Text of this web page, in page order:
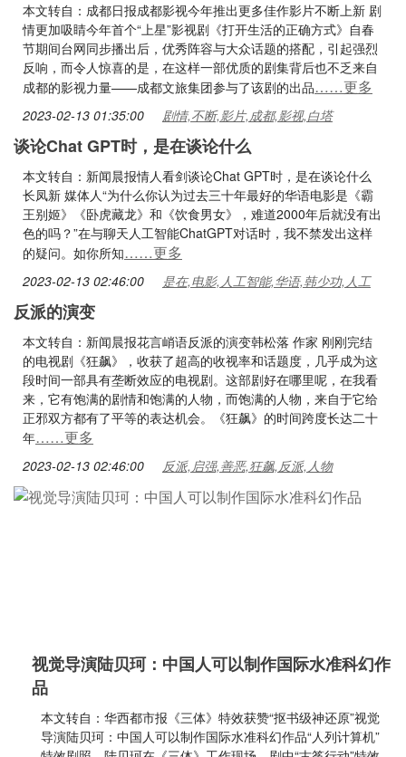
本文转自：成都日报成都影视今年推出更多佳作影片不断上新 剧
情更加吸睛今年首个“上星”影视剧《打开生活的正确方式》自春
节期间台网同步播出后，优秀阵容与大众话题的搭配，引起强烈
反响，而令人惊喜的是，在这样一部优质的剧集背后也不乏来自
成都的影视力量——成都文旅集团参与了该剧的出品……更多
2023-02-13 01:35:00 剧情,不断,影片,成都,影视,白塔
谈论Chat GPT时，是在谈论什么
本文转自：新闻晨报情人看剑谈论Chat GPT时，是在谈论什么
长凤新 媒体人“为什么你认为过去三十年最好的华语电影是《霸
王别姬》《卧虎藏龙》和《饮食男女》，难道2000年后就没有出
色的吗？”在与聊天人工智能ChatGPT对话时，我不禁发出这样
的疑问。如你所知……更多
2023-02-13 02:46:00 是在,电影,人工智能,华语,韩少功,人工
反派的演变
本文转自：新闻晨报花言峭语反派的演变韩松落 作家 刚刚完结
的电视剧《狂飙》，收获了超高的收视率和话题度，几乎成为这
段时间一部具有垄断效应的电视剧。这部剧好在哪里呢，在我看
来，它有饱满的剧情和饱满的人物，而饱满的人物，来自于它给
正邪双方都有了平等的表达机会。《狂飙》的时间跨度长达二十
年……更多
2023-02-13 02:46:00 反派,启强,善恶,狂飙,反派,人物
视觉导演陆贝珂：中国人可以制作国际水准科幻作
品
本文转自：华西都市报《三体》特效获赞“抠书级神还原”视觉
导演陆贝珂：中国人可以制作国际水准科幻作品“人列计算机”